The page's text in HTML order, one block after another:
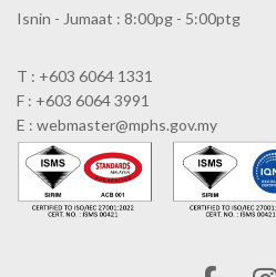
Isnin - Jumaat : 8:00pg - 5:00ptg
T : +603 6064 1331
F : +603 6064 3991
E : webmaster@mphs.gov.my